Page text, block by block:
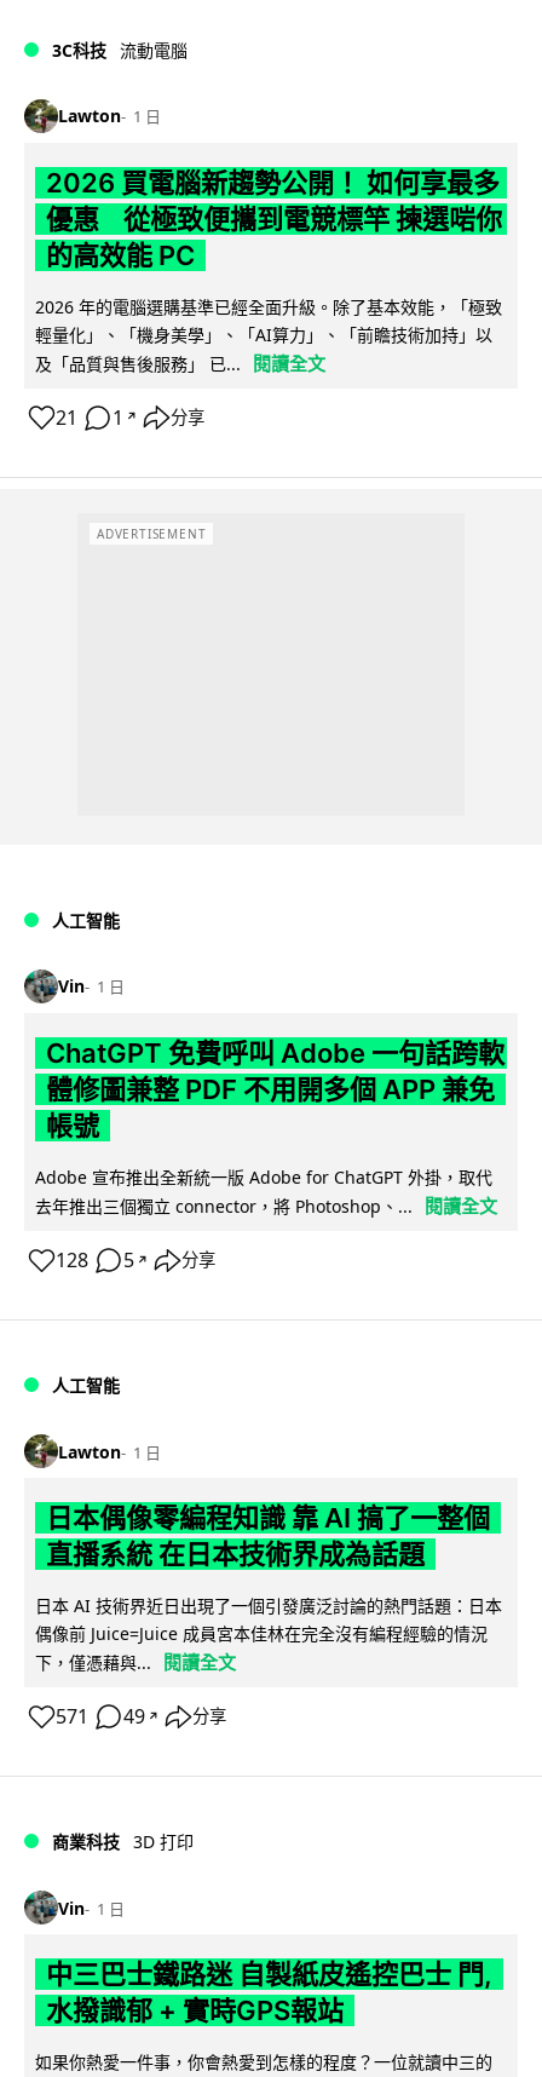
3C科技 流動電腦
Lawton 1 日
2026 買電腦新趨勢公開！ 如何享最多
優惠 從極致便攜到電競標竿 揀選啱你
的高效能 PC
2026 年的電腦選購基準已經全面升級。除了基本效能，「極致
輕量化」、「機身美學」、「AI算力」、「前瞻技術加持」以
及「品質與售後服務」 已...
閱讀全文
21 1 ↗ 分享
ADVERTISEMENT
人工智能
Vin 1 日
ChatGPT 免費呼叫 Adobe 一句話跨軟
體修圖兼整 PDF 不用開多個 APP 兼免
帳號
Adobe 宣布推出全新統一版 Adobe for ChatGPT 外掛，取代
去年推出三個獨立 connector，將 Photoshop、...
閱讀全文
128 5 ↗ 分享
人工智能
Lawton 1 日
日本偶像零編程知識 靠 AI 搞了一整個
直播系統 在日本技術界成為話題
日本 AI 技術界近日出現了一個引發廣泛討論的熱門話題：日本
偶像前 Juice=Juice 成員宮本佳林在完全沒有編程經驗的情況
下，僅憑藉與...
閱讀全文
571 49 ↗ 分享
商業科技 3D 打印
Vin 1 日
中三巴士鐵路迷 自製紙皮遙控巴士 門,
水撥識郁 + 實時GPS報站
如果你熱愛一件事，你會熱愛到怎樣的程度？一位就讀中三的